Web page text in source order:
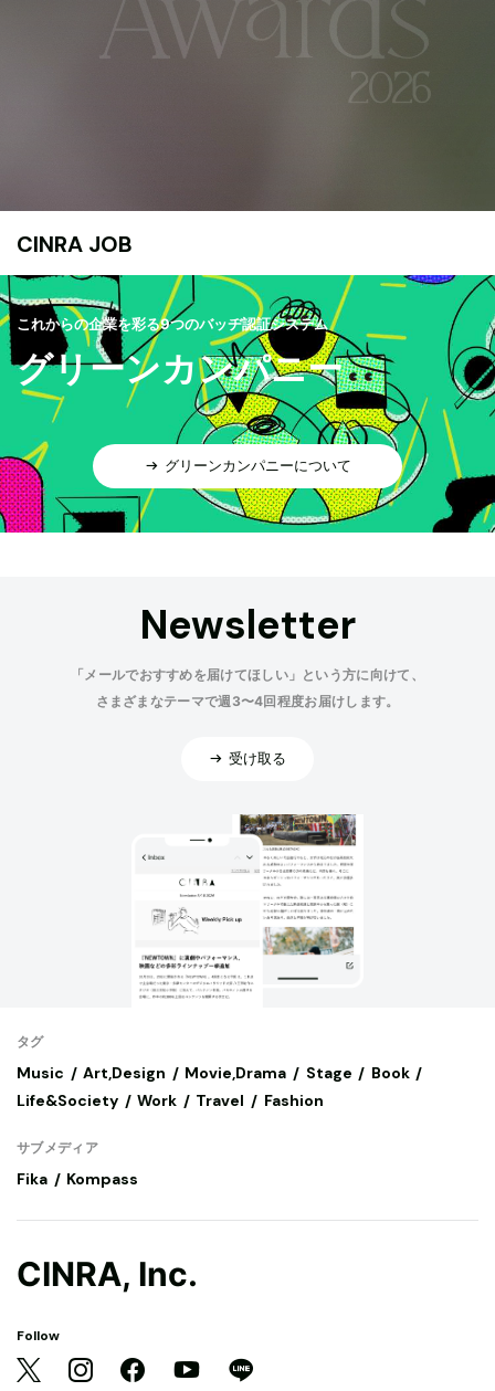
CINRA JOB
これからの企業を彩る9つのバッヂ認証システム
グリーンカンパニー
グリーンカンパニーについて
Newsletter
「メールでおすすめを届けてほしい」という方に向けて、
さまざまなテーマで週3〜4回程度お届けします。
受け取る
タグ
Music Art,Design Movie,Drama Stage
Book
Life&Society
Work Travel Fashion
サブメディア
Fika Kompass
CINRA, Inc.
Follow